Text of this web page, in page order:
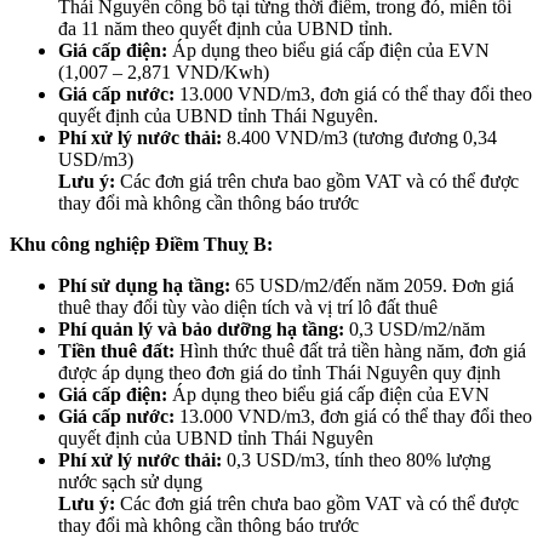
Thái Nguyên công bố tại từng thời điểm, trong đó, miễn tối
đa 11 năm theo quyết định của UBND tỉnh.
Giá cấp điện: Áp dụng theo biểu giá cấp điện của EVN
(1,007 – 2,871 VND/Kwh)
Giá cấp nước: 13.000 VND/m3, đơn giá có thể thay đổi theo
quyết định của UBND tỉnh Thái Nguyên.
Phí xử lý nước thải: 8.400 VND/m3 (tương đương 0,34
USD/m3)
Lưu ý: Các đơn giá trên chưa bao gồm VAT và có thể được
thay đổi mà không cần thông báo trước
Khu công nghiệp Điềm Thuỵ B:
Phí sử dụng hạ tầng: 65 USD/m2/đến năm 2059. Đơn giá
thuê thay đổi tùy vào diện tích và vị trí lô đất thuê
Phí quản lý và bảo dưỡng hạ tầng: 0,3 USD/m2/năm
Tiền thuê đất: Hình thức thuê đất trả tiền hàng năm, đơn giá
được áp dụng theo đơn giá do tỉnh Thái Nguyên quy định
Giá cấp điện: Áp dụng theo biểu giá cấp điện của EVN
Giá cấp nước: 13.000 VND/m3, đơn giá có thể thay đổi theo
quyết định của UBND tỉnh Thái Nguyên
Phí xử lý nước thải: 0,3 USD/m3, tính theo 80% lượng
nước sạch sử dụng
Lưu ý: Các đơn giá trên chưa bao gồm VAT và có thể được
thay đổi mà không cần thông báo trước